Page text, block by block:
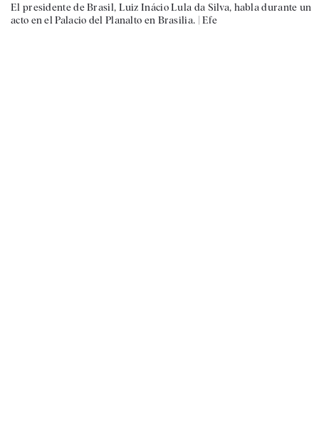
El presidente de Brasil, Luiz Inácio Lula da Silva, habla durante un
acto en el Palacio del Planalto en Brasilia. |Efe